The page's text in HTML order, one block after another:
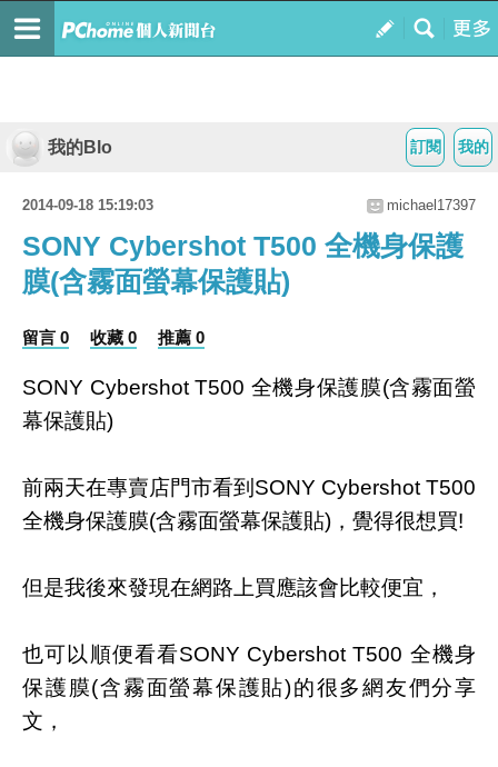
我的
訂閱
我的Blo
2014-09-18 15:19:03 michael17397
SONY Cybershot T500 全機身保護
膜(含霧面螢幕保護貼)
留言 0 收藏 0 推薦 0
SONY Cybershot T500 全機身保護膜(含霧面螢
幕保護貼)
前兩天在專賣店門市看到SONY Cybershot T500
全機身保護膜(含霧面螢幕保護貼)，覺得很想買!
但是我後來發現在網路上買應該會比較便宜，
也可以順便看看SONY Cybershot T500 全機身
保護膜(含霧面螢幕保護貼)的很多網友們分享
文，